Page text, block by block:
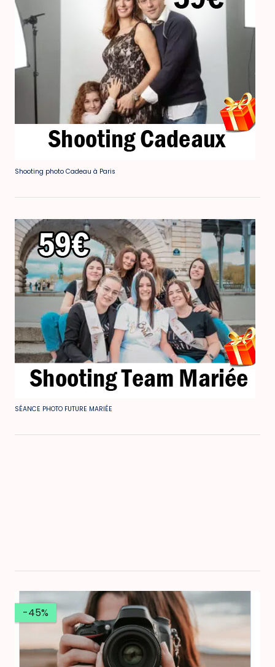
Shooting photo Cadeau à Paris
SÉANCE PHOTO FUTURE MARIÉE
-45%